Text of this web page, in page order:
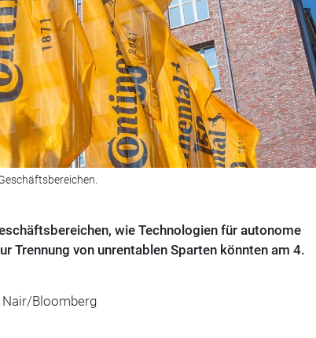
wie Technologien für autonome
Trennung von unrentablen Sparten könnten am 4.
Nair/Bloomberg